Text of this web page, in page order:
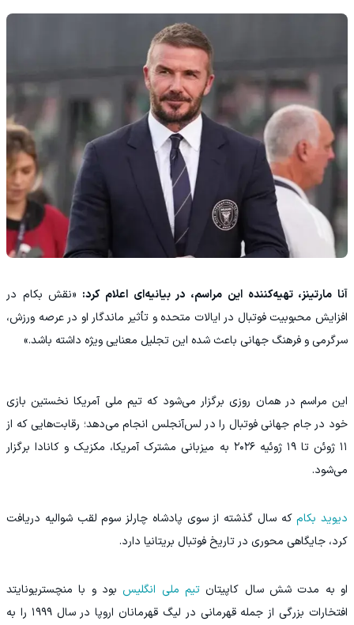
آنا مارتینز، تهیه‌کننده این مراسم، در بیانیه‌ای اعلام کرد: «نقش بکام در
افزایش محبوبیت فوتبال در ایالات متحده و تأثیر ماندگار او در عرصه ورزش،
سرگرمی و فرهنگ جهانی باعث شده این تجلیل معنایی ویژه داشته باشد.»
این مراسم در همان روزی برگزار می‌شود که تیم ملی آمریکا نخستین بازی
خود در جام جهانی فوتبال را در لس‌آنجلس انجام می‌دهد؛ رقابت‌هایی که از
۱۱ ژوئن تا ۱۹ ژوئیه ۲۰۲۶ به میزبانی مشترک آمریکا، مکزیک و کانادا برگزار
می‌شود.
دیوید بکامکه سال گذشته از سوی پادشاه چارلز سوم لقب شوالیه دریافت
کرد، جایگاهی محوری در تاریخ فوتبال بریتانیا دارد.
او به مدت شش سال کاپیتان تیم ملی انگلیس بود و با منچستریونایتد
افتخارات بزرگی از جمله قهرمانی در لیگ قهرمانان اروپا در سال ۱۹۹۹ را به